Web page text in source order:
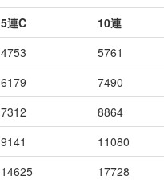
5連C 10連
4753 5761
6179 7490
7312 8864
9141 11080
14625 17728